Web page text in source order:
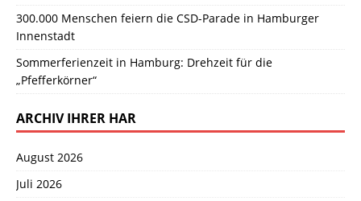
300.000 Menschen feiern die CSD-Parade in Hamburger
Innenstadt
Sommerferienzeit in Hamburg: Drehzeit für die
„Pfefferkörner“
ARCHIV IHRER HAR
August 2026
Juli 2026